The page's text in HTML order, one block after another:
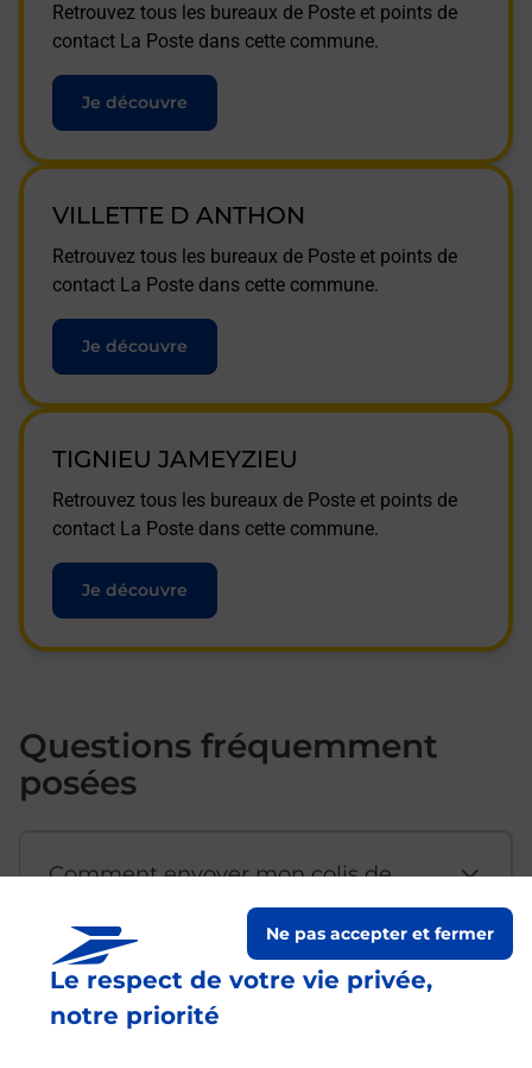
Le respect de votre vie privée,
notre priorité
Ne pas accepter et fermer
Retrouvez tous les bureaux de Poste et points de
contact La Poste dans cette commune.
Je découvre
VILLETTE D ANTHON
Retrouvez tous les bureaux de Poste et points de
contact La Poste dans cette commune.
Je découvre
TIGNIEU JAMEYZIEU
Retrouvez tous les bureaux de Poste et points de
contact La Poste dans cette commune.
Je découvre
Questions fréquemment
posées
Comment envoyer mon colis de
Est-il possible d’acheter un
emballage directement depuis un